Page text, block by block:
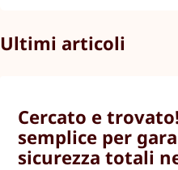
Ultimi articoli
Cercato e
semplice per
sicurezza totali